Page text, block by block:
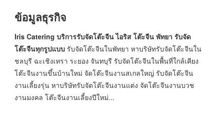
ข้อมูลธุรกิจ
Iris Catering บริการรับจัดโต๊ะจีน ไอริส โต๊ะจีน พัทยา รับจัด
โต๊ะจีนทุกรูปแบบ รับจัดโต๊ะจีนในพัทยา หาบริษัทรับจัดโต๊ะจีนใน
ชลบุรี ฉะเชิงเทรา ระยอง จันทบุรี รับจัดโต๊ะจีนในพื้นที่ใกล้เคียง
โต๊ะจีนงานขึ้นบ้านใหม่ จัดโต๊ะจีนงานสเกลใหญ่ รับจัดโต๊ะจีน
งานเลี้ยงรุ่น หาบริษัทรับจัดโต๊ะจีนงานแต่ง จัดโต๊ะจีนงานบวช
งานมงคล โต๊ะจีนงานเลี้ยงปีใหม่...